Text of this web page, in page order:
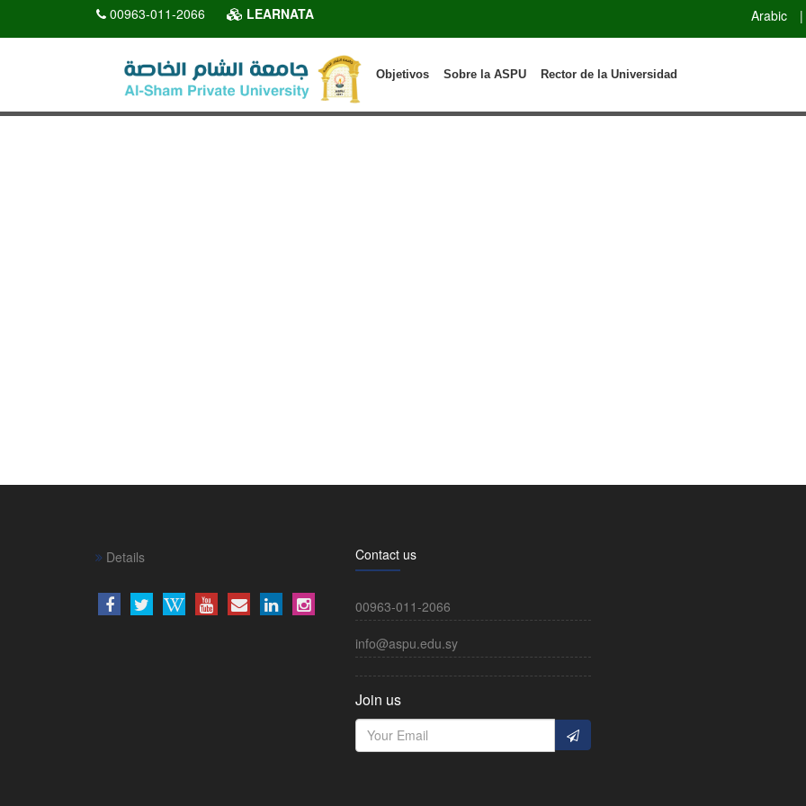
00963-011-2066 LEARNATA Arabic |
Rector de la Universidad
Sobre la ASPU
Objetivos
Details Contact us
00963-011-2066
info@aspu.edu.sy
Join us